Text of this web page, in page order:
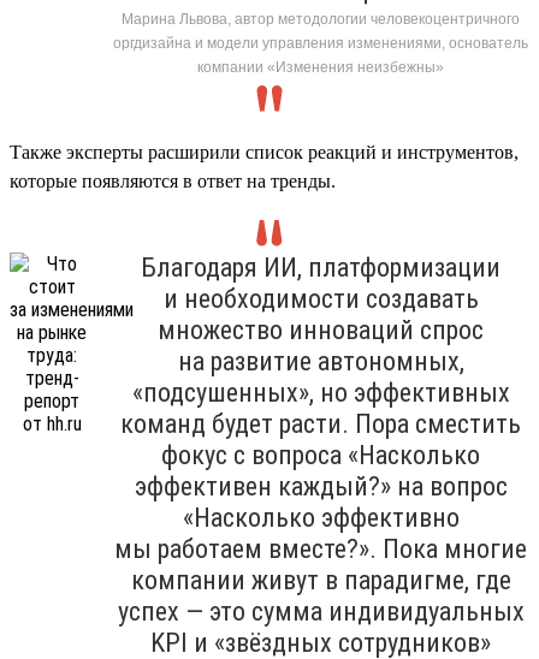
Марина Львова, автор методологии человекоцентричного
оргдизайна и модели управления изменениями, основатель
компании «Изменения неизбежны»
Также эксперты расширили список реакций и инструментов,
которые появляются в ответ на тренды.
Благодаря ИИ, платформизации
и необходимости создавать
множество инноваций спрос
на развитие автономных,
«подсушенных», но эффективных
команд будет расти. Пора сместить
фокус с вопроса «Насколько
эффективен каждый?» на вопрос
«Насколько эффективно
мы работаем вместе?». Пока многие
компании живут в парадигме, где
успех — это сумма индивидуальных
KPI и «звёздных сотрудников»